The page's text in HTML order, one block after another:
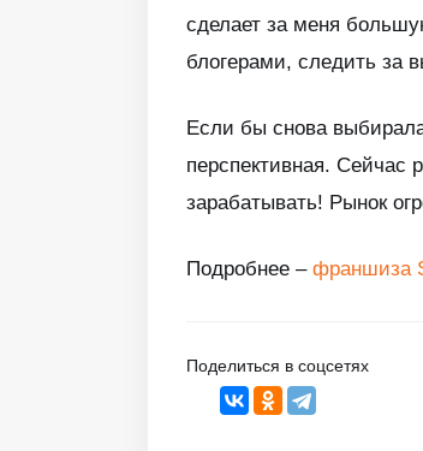
сделает за меня
блогерами, следить за
Если бы снова
перспективная. Сейчас
зарабатывать! Рынок
Подробнее – франшиза
Поделиться в соцсетях